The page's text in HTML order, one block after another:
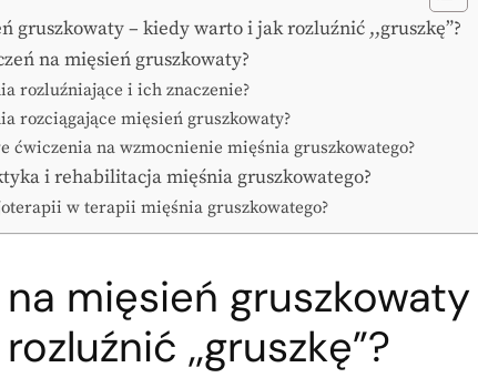
gruszkowaty – kiedy warto i jak rozluźnić ,,gruszkę”?
na mięsień gruszkowaty?
rozluźniające i ich znaczenie?
rozciągające mięsień gruszkowaty?
ćwiczenia na wzmocnienie mięśnia gruszkowatego?
i rehabilitacja mięśnia gruszkowatego?
w terapii mięśnia gruszkowatego?
mięsień
,,gruszkę”?